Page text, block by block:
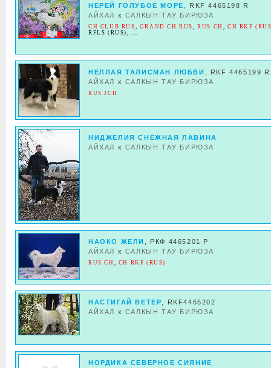
НЕРЕЙ ГОЛУБОЕ МОРЕ
, RKF 4465198 R
АЙХАЛ x САЛКЫН ТАУ БИРЮЗА
CH CLUB RUS , GRAND CH RUS,RUS CH ,CH RKF
RFLS (RUS) , ...
НЕЛЛАЯ ТАЛИСМАН ЛЮБВИ
, RKF 4465199 R
АЙХАЛ x САЛКЫН ТАУ БИРЮЗА
RUS JCH
НИДЖЕЛИЯ СНЕЖНАЯ ЛАВИНА
АЙХАЛ x САЛКЫН ТАУ БИРЮЗА
НАОКО ЖЕЛИ
, РКФ 4465201 Р
АЙХАЛ x САЛКЫН ТАУ БИРЮЗА
RUS CH , CH RKF (RUS)
НАСТИГАЙ ВЕТЕР
, RKF4465202
АЙХАЛ x САЛКЫН ТАУ БИРЮЗА
НОРДИКА СЕВЕРНОЕ СИЯНИЕ